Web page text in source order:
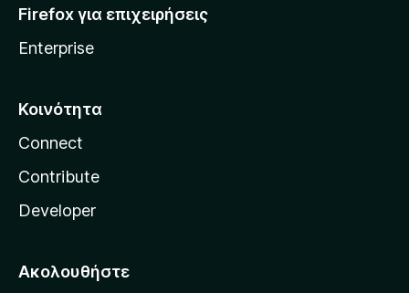
Firefox για επιχειρήσεις
Enterprise
Κοινότητα
Connect
Contribute
Developer
Ακολουθήστε